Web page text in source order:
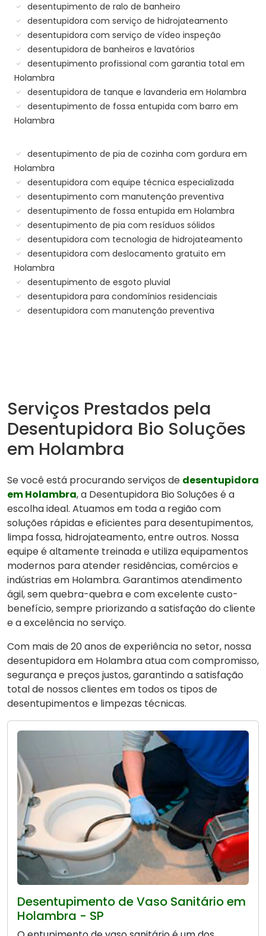
desentupimento de ralo de banheiro
desentupidora com serviço de hidrojateamento
desentupidora com serviço de vídeo inspeção
desentupidora de banheiros e lavatórios
desentupimento profissional com garantia total em
Holambra
desentupidora de tanque e lavanderia em Holambra
desentupimento de fossa entupida com barro em
Holambra
desentupimento de pia de cozinha com gordura em
Holambra
desentupidora com equipe técnica especializada
desentupimento com manutenção preventiva
desentupimento de fossa entupida em Holambra
desentupimento de pia com resíduos sólidos
desentupidora com tecnologia de hidrojateamento
desentupidora com deslocamento gratuito em
Holambra
desentupimento de esgoto pluvial
desentupidora para condomínios residenciais
desentupidora com manutenção preventiva
Serviços Prestados pela
Desentupidora Bio Soluções
em Holambra
Se você está procurando serviços de desentupidora
em Holambra, a Desentupidora Bio Soluções é a
escolha ideal. Atuamos em toda a região com
soluções rápidas e eficientes para desentupimentos,
limpa fossa, hidrojateamento, entre outros. Nossa
equipe é altamente treinada e utiliza equipamentos
modernos para atender residências, comércios e
indústrias em Holambra. Garantimos atendimento
ágil, sem quebra-quebra e com excelente custo-
benefício, sempre priorizando a satisfação do cliente
e a excelência no serviço.
Com mais de 20 anos de experiência no setor, nossa
desentupidora em Holambra atua com compromisso,
segurança e preços justos, garantindo a satisfação
total de nossos clientes em todos os tipos de
desentupimentos e limpezas técnicas.
Desentupimento de Vaso Sanitário em
Holambra - SP